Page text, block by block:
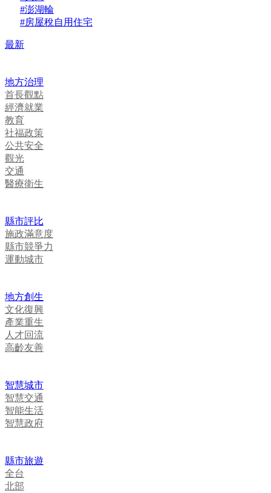
#澎湖輪
#房屋稅自用住宅
最新
地方治理
首長觀點
經濟就業
教育
社福政策
公共安全
觀光
交通
醫療衛生
縣市評比
施政滿意度
縣市競爭力
運動城市
地方創生
文化復興
產業重生
人才回流
高齡友善
智慧城市
智慧交通
智能生活
智慧政府
縣市旅遊
全台
北部